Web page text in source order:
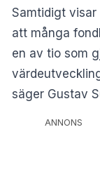
Samtidigt
att många
en av tio som
säger Gustav
ANNONS